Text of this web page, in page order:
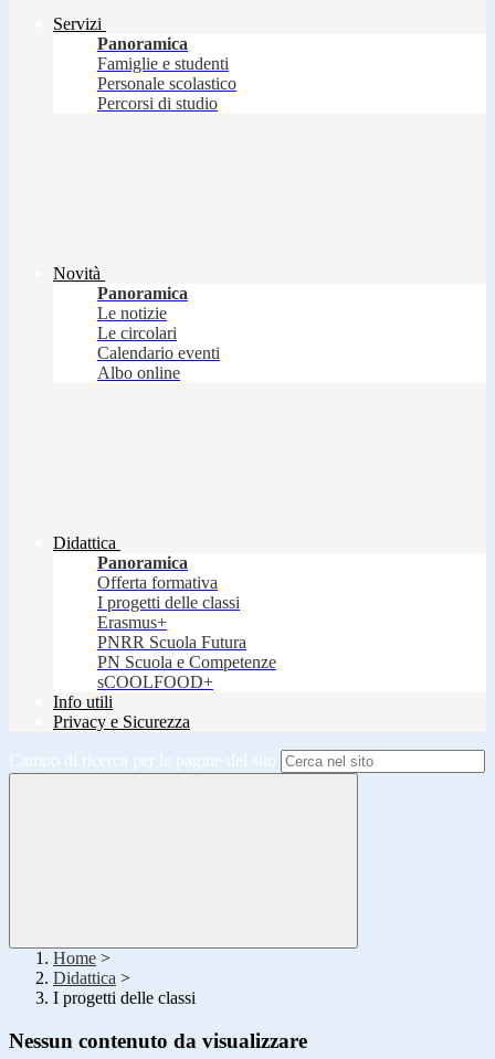
Servizi
Panoramica
Famiglie e studenti
Personale scolastico
Percorsi di studio
Novità
Panoramica
Le notizie
Le circolari
Calendario eventi
Albo online
Didattica
Panoramica
Offerta formativa
I progetti delle classi
Erasmus+
PNRR Scuola Futura
PN Scuola e Competenze
sCOOLFOOD+
Info utili
Privacy e Sicurezza
Campo di ricerca per le pagine del sito
Home >
Didattica >
I progetti delle classi
Nessun contenuto da visualizzare